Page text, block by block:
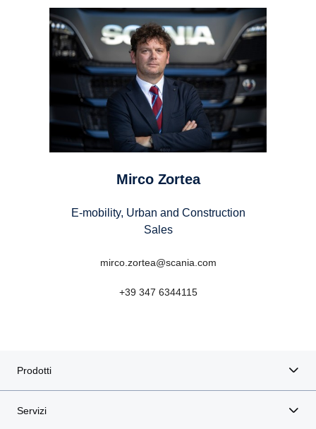
Mirco Zortea
E-mobility, Urban and Construction
Sales
mirco.zortea@scania.com
+39 347 6344115
Prodotti
Servizi